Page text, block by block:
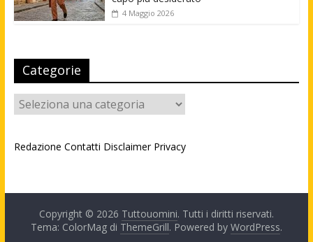
4 Maggio 2026
Categorie
Categorie
Redazione Contatti Disclaimer Privacy
Copyright © 2026 Tuttouomini. Tutti i diritti riservati.
Tema: ColorMag di ThemeGrill. Powered by WordPress.